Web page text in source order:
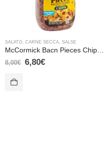
SALATO CARNE SECCA SALSE
8,00€ 6,80€